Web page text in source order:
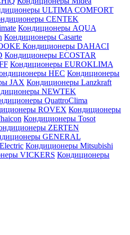
ULTIMA COMFORT
CENTEK
Кондиционеры AQUA
Кондиционеры Casarte
Кондиционеры DAHACI
Кондиционеры ECOSTAR
Кондиционеры EUROKLIMA
HEC Кондиционеры
JAX Кондиционеры Lanzkraft
NEWTEK
QuattroClima
ROVEX Кондиционеры
Кондиционеры Tosot
ZERTEN
GENERAL
Кондиционеры Mitsubishi
VICKERS Кондиционеры